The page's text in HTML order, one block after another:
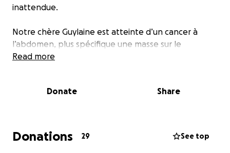
inattendue.
Notre chère Guylaine est atteinte d’un cancer à
l’abdomen, plus spécifique une masse sur le
pancréas.
de plusieurs organes vitaux.
exemple le diabète. Le temps nous confirmera le
reste. Une chose à la fois comme on dit.
Read more
Donate Share
Donations 29 See top